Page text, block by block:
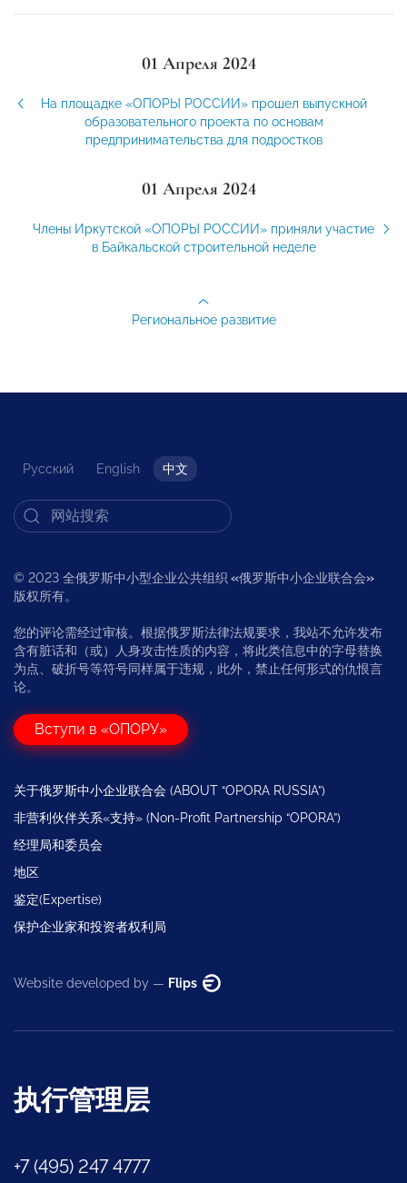
01 Апреля 2024
На площадке «ОПОРЫ РОССИИ» прошел выпускной
образовательного проекта по основам
предпринимательства для подростков
01 Апреля 2024
Члены Иркутской «ОПОРЫ РОССИИ» приняли участие
в Байкальской строительной неделе
Региональное развитие
Русский English 中文
© 2023 全俄罗斯中小型企业公共组织 «俄罗斯中小企业联合会»
版权所有。
您的评论需经过审核。根据俄罗斯法律法规要求，我站不允许发布
含有脏话和（或）人身攻击性质的内容，将此类信息中的字母替换
为点、破折号等符号同样属于违规，此外，禁止任何形式的仇恨言
论。
Вступи в «ОПОРУ»
关于俄罗斯中小企业联合会 (ABOUT “OPORA RUSSIA”)
非营利伙伴关系«支持» (Non-Profit Partnership “OPORA”)
经理局和委员会
地区
鉴定(Expertise)
保护企业家和投资者权利局
Website developed by — Flips
执行管理层
+7 (495) 247 4777